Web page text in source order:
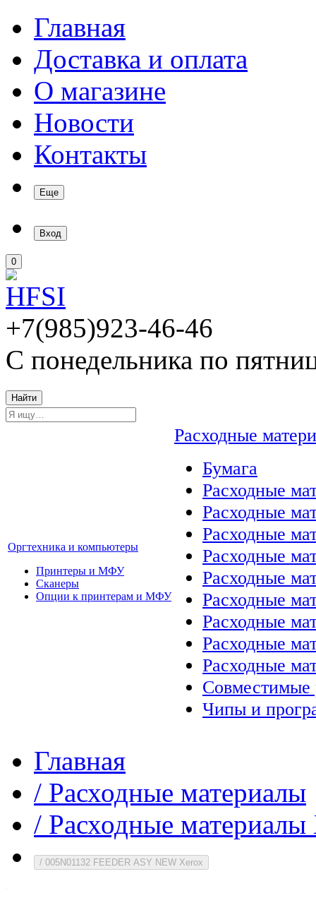
Главная
Доставка и оплата
О магазине
Новости
Контакты
Еще
Вход
0
+7(985)923-46-46
С понедельника по
Найти
Оргтехника и компьютеры
Принтеры и МФУ
Сканеры
Опции к принтерам и МФУ
Расходные
Бумага
Расходные
Расходные
Расходные
Расходные
Расходные
Расходные
Расходные
Расходные
Расходные
Совместимые
Чипы и
Главная
/ Расходные материалы
/ Расходные
/ 005N01132 FEEDER ASY NEW Xerox